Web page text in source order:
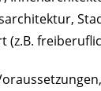
(z.B.